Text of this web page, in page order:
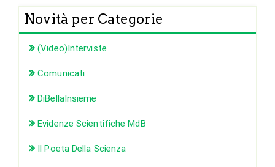
Novità per Categorie
(Video)Interviste
Comunicati
DiBellaInsieme
Evidenze Scientifiche MdB
Il Poeta Della Scienza